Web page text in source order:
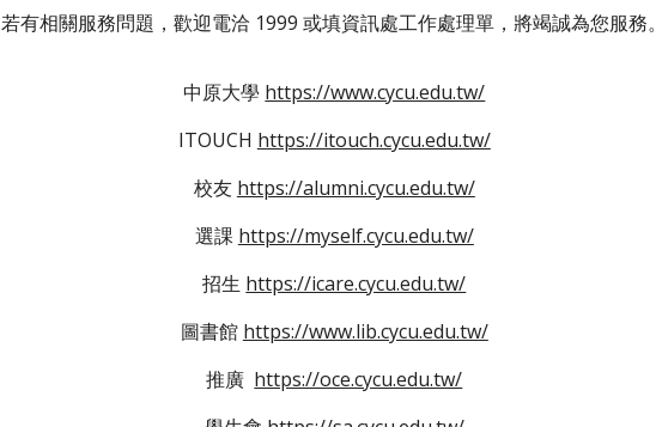
若有相關服務問題，歡迎電洽 1999 或填資訊處工作處理單，將竭誠為您服務。
中原大學 https://www.cycu.edu.tw/
ITOUCH https://itouch.cycu.edu.tw/
校友 https://alumni.cycu.edu.tw/
選課 https://myself.cycu.edu.tw/
招生 https://icare.cycu.edu.tw/
圖書館 https://www.lib.cycu.edu.tw/
推廣 https://oce.cycu.edu.tw/